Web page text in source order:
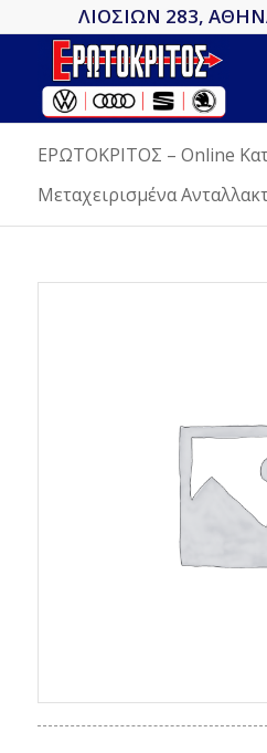
ΛΙΟΣΙΩΝ 283,
ΕΡΩΤΟΚΡΙΤΟΣ – Online
Μεταχειρισμένα